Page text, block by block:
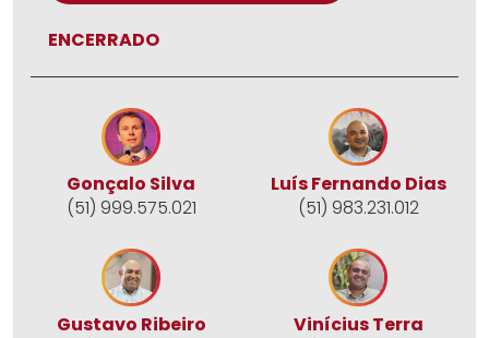
ENCERRADO
Gonçalo Silva
(51) 999.575.021
Luís Fernando Dias
(51) 983.231.012
Gustavo Ribeiro
Vinícius Terra